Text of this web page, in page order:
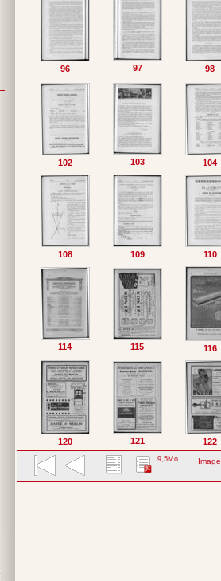
96 97 98
102 103 104
108 109 110
114 115 116
120 121 122
9,5Mo Image